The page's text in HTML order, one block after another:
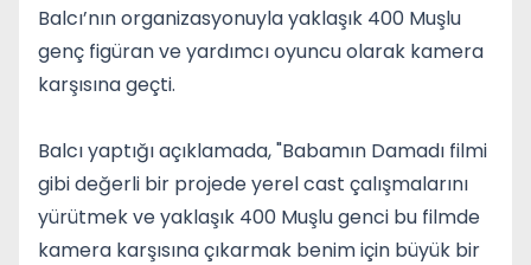
Balcı’nın organizasyonuyla yaklaşık 400 Muşlu
genç figüran ve yardımcı oyuncu olarak kamera
karşısına geçti.
Balcı yaptığı açıklamada, "Babamın Damadı filmi
gibi değerli bir projede yerel cast çalışmalarını
yürütmek ve yaklaşık 400 Muşlu genci bu filmde
kamera karşısına çıkarmak benim için büyük bir